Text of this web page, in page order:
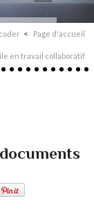
Page d'accueil
en travail collaboratif